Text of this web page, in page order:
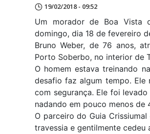
19/02/2018 - 09:52
Um morador de Boa Vista
domingo, dia 18 de fevereiro
Bruno Weber, de 76 anos,
Porto Soberbo, no interior de
O homem estava treinando
desafio faz algum tempo. Ele
com segurança. Ele foi
nadando em pouco menos de
O parceiro do Guia
travessia e gentilmente cedeu